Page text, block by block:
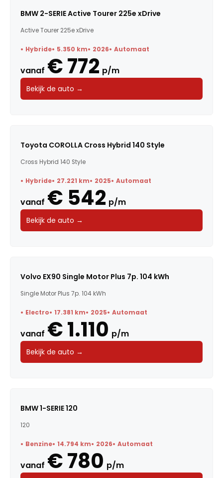
BMW 2-SERIE Active Tourer 225e xDrive
Active Tourer 225e xDrive
Hybride 5.350 km 2026 Automaat
vanaf € 772 p/m
Bekijk de auto →
Toyota COROLLA Cross Hybrid 140 Style
Cross Hybrid 140 Style
Hybride 27.221 km 2025 Automaat
vanaf € 542 p/m
Bekijk de auto →
Volvo EX90 Single Motor Plus 7p. 104 kWh
Single Motor Plus 7p. 104 kWh
Electro 17.381 km 2025 Automaat
vanaf € 1.110 p/m
Bekijk de auto →
BMW 1-SERIE 120
120
Benzine 14.794 km 2026 Automaat
vanaf € 780 p/m